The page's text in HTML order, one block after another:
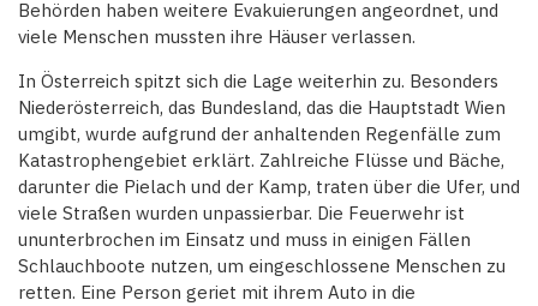
Behörden haben weitere Evakuierungen angeordnet, und
viele Menschen mussten ihre Häuser verlassen.
In Österreich spitzt sich die Lage weiterhin zu. Besonders
Niederösterreich, das Bundesland, das die Hauptstadt Wien
umgibt, wurde aufgrund der anhaltenden Regenfälle zum
Katastrophengebiet erklärt. Zahlreiche Flüsse und Bäche,
darunter die Pielach und der Kamp, traten über die Ufer, und
viele Straßen wurden unpassierbar. Die Feuerwehr ist
ununterbrochen im Einsatz und muss in einigen Fällen
Schlauchboote nutzen, um eingeschlossene Menschen zu
retten. Eine Person geriet mit ihrem Auto in die